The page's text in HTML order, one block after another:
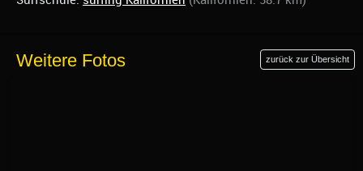
Weitere Fotos zurück zur Übersicht